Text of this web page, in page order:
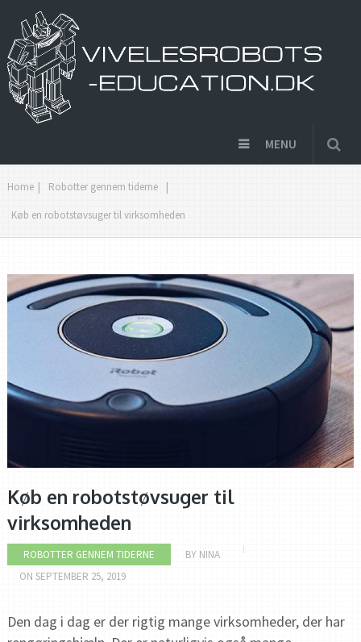
MENU
Home | Robotter gennem tiderne |
Køb en robotstøvsuger til virksomheden
Køb en robotstøvsuger til
virksomheden
ROBOTTER GENNEM TIDERNE BY NINA
ON SEPTEMBER 25, 2019
Den dag i dag er der rigtig mange virksomheder, der har